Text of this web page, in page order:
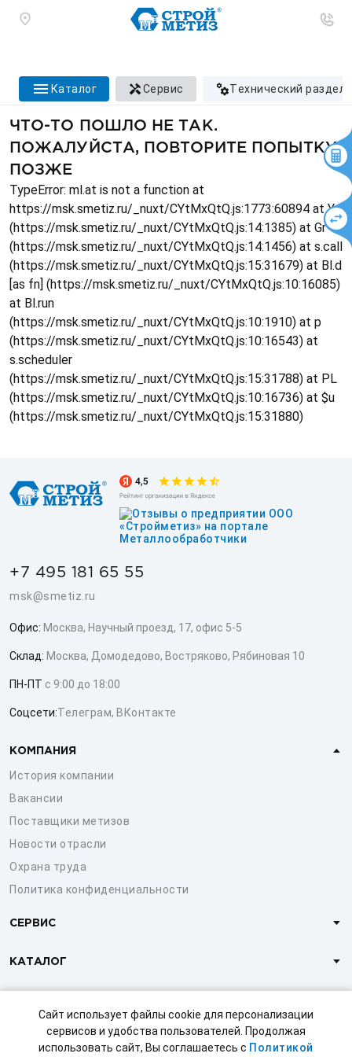
Сайт использует файлы cookie для персонализации
сервисов и удобства пользователей. Продолжая
использовать сайт, Вы соглашаетесь с Политикой
каталог сервис технический раздел
ЧТО-ТО ПОШЛО НЕ ТАК.
ПОЖАЛУЙСТА, ПОВТОРИТЕ ПОПЫТКУ
ПОЗЖЕ
TypeError: ml.at is not a function at
https://msk.smetiz.ru/_nuxt/CYtMxQtQ.js:1773:60894 at Ys
(https://msk.smetiz.ru/_nuxt/CYtMxQtQ.js:14:1385) at Gr
(https://msk.smetiz.ru/_nuxt/CYtMxQtQ.js:14:1456) at s.call
(https://msk.smetiz.ru/_nuxt/CYtMxQtQ.js:15:31679) at Bl.d
[as fn] (https://msk.smetiz.ru/_nuxt/CYtMxQtQ.js:10:16085)
at Bl.run
(https://msk.smetiz.ru/_nuxt/CYtMxQtQ.js:10:1910) at p
(https://msk.smetiz.ru/_nuxt/CYtMxQtQ.js:10:16543) at
s.scheduler
(https://msk.smetiz.ru/_nuxt/CYtMxQtQ.js:15:31788) at PL
(https://msk.smetiz.ru/_nuxt/CYtMxQtQ.js:10:16736) at $u
(https://msk.smetiz.ru/_nuxt/CYtMxQtQ.js:15:31880)
+7 495 181 65 55
msk@smetiz.ru
Офис: Москва, Научный проезд, 17, офис 5-5
Склад: Москва, Домодедово, Востряково, Рябиновая 10
ПН-ПТ с 9:00 до 18:00
Соцсети:Телеграм, ВКонтакте
КОМПАНИЯ
История компании
Вакансии
Поставщики метизов
Новости отрасли
Охрана труда
Политика конфиденциальности
СЕРВИС
КАТАЛОГ